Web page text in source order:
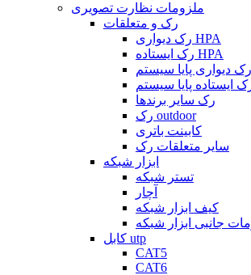
ملزومات نظارت تصویری
رک و متعلقات
رک دیواری HPA
رک ایستاده HPA
رک دیواری پایا سیستم
ایستاده پایا سیستم
رک سایر برندها
رک outdoor
کابینت باتری
سایر متعلقات رک
ابزار شبکه
تستر شبکه
آچار
کیف ابزار شبکه
جانبی ابزار شبکه
کابل utp
CAT5
CAT6